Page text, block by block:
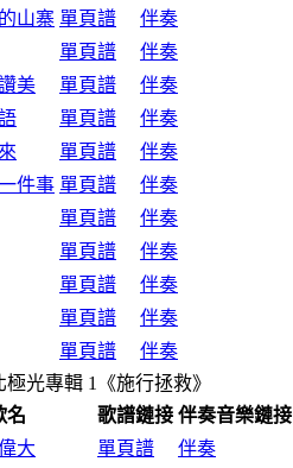
山寨 單頁譜
伴奏
單頁譜
伴奏
美 單頁譜
伴奏
單頁譜
伴奏
單頁譜
伴奏
件事 單頁譜
伴奏
單頁譜
伴奏
單頁譜
伴奏
單頁譜
伴奏
單頁譜
伴奏
單頁譜
伴奏
極光專輯 1《施行拯救》
名 歌譜鏈接 伴奏音樂鏈接
大 單頁譜
伴奏